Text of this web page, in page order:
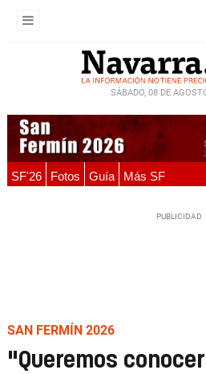
SÁBADO, 08 DE
SF'26 Fotos Guía Más SF
SAN FERMÍN 2026
"Queremos